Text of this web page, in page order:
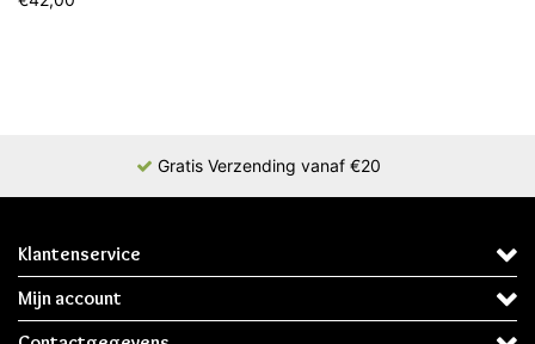
Gratis Verzending vanaf €20
Klantenservice
Mijn account